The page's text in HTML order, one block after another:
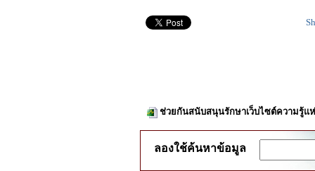
ช่วยกันสนับสนุนรักษาเว็บไซต์ความรู้แ
ลองใช้ค้นหาข้อมูล